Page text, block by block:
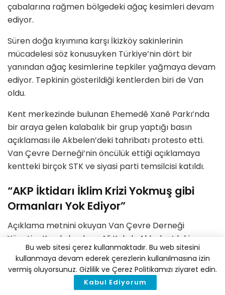
çabalarına rağmen bölgedeki ağaç kesimleri devam
ediyor.
Süren doğa kıyımına karşı İkizköy sakinlerinin
mücadelesi söz konusuyken Türkiye’nin dört bir
yanından ağaç kesimlerine tepkiler yağmaya devam
ediyor. Tepkinin gösterildiği kentlerden biri de Van
oldu.
Kent merkezinde bulunan Ehemedê Xanê Parkı’nda
bir araya gelen kalabalık bir grup yaptığı basın
açıklaması ile Akbelen’deki tahribatı protesto etti.
Van Çevre Derneği’nin öncülük ettiği açıklamaya
kentteki birçok STK ve siyasi parti temsilcisi katıldı.
“AKP İktidarı İklim Krizi Yokmuş gibi
Ormanları Yok Ediyor”
Açıklama metnini okuyan Van Çevre Derneği
Yönetim Kurulu başkanı Ali Kalçık, Akbelen’deki
ormanların yok olması durumunda Bodrum’un susuz
kalacağını ifade etti. Ormanın su kaynakları
açısından önemini anlatan Kalçık, “Bodrum’un su
kaynağının çoğu Akbelen Ormanları’ndan gelen
Bu web sitesi çerez kullanmaktadır. Bu web sitesini
kullanmaya devam ederek çerezlerin kullanılmasına izin
vermiş oluyorsunuz. Gizlilik ve Çerez Politikamızı ziyaret edin.
Kabul Ediyorum